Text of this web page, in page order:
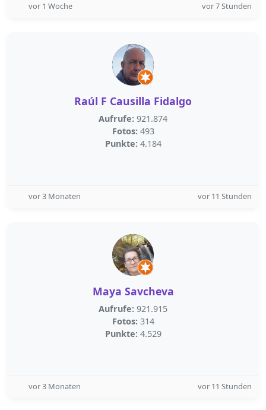
vor 1 Woche vor 7 Stunden
Raúl F Causilla Fidalgo
Aufrufe: 921.874
Fotos: 493
Punkte: 4.184
vor 3 Monaten vor 11 Stunden
Maya Savcheva
Aufrufe: 921.915
Fotos: 314
Punkte: 4.529
vor 3 Monaten vor 11 Stunden